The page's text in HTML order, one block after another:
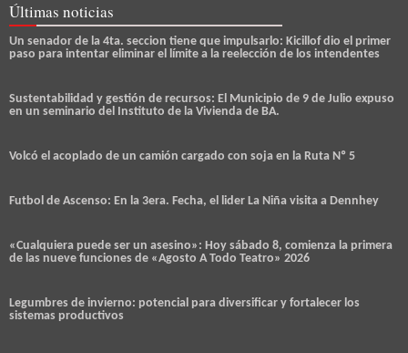
Últimas noticias
Un senador de la 4ta. seccion tiene que impulsarlo: Kicillof dio el primer
paso para intentar eliminar el límite a la reelección de los intendentes
Sustentabilidad y gestión de recursos: El Municipio de 9 de Julio expuso
en un seminario del Instituto de la Vivienda de BA.
Volcó el acoplado de un camión cargado con soja en la Ruta Nº 5
Futbol de Ascenso: En la 3era. Fecha, el lider La Niña visita a Dennhey
«Cualquiera puede ser un asesino»: Hoy sábado 8, comienza la primera
de las nueve funciones de «Agosto A Todo Teatro» 2026
Legumbres de invierno: potencial para diversificar y fortalecer los
sistemas productivos